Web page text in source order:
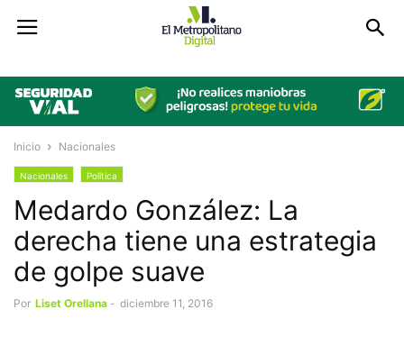
Inicio Nacionales
Nacionales Política
Medardo González: La
derecha tiene una estrategia
de golpe suave
Por Liset Orellana - diciembre 11, 2016